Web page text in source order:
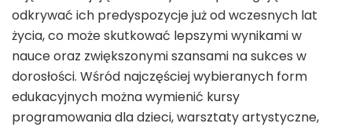
odkrywać ich predyspozycje już od wczesnych lat
życia, co może skutkować lepszymi wynikami w
nauce oraz zwiększonymi szansami na sukces w
dorosłości. Wśród najczęściej wybieranych form
edukacyjnych można wymienić kursy
programowania dla dzieci, warsztaty artystyczne,